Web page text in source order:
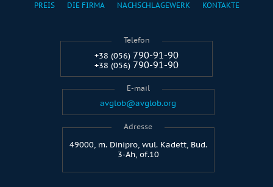
PREIS DIE FIRMA NACHSCHLAGEWERK KONTAKTE
Telefon
+38 (056) 790-91-90
+38 (056) 790-91-90
E-mail
avglob@avglob.org
Adresse
49000, m. Dinipro, wul. Kadett, Bud.
3-Ah, of.10